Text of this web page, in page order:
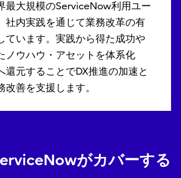
最大規模のServiceNow利用ユー
社内実践を通じて業務改革の有
ています。実践から得た成功や
ノウハウ・アセットを体系化
還元することでDX推進の加速と
改善を支援します。
がカバーする